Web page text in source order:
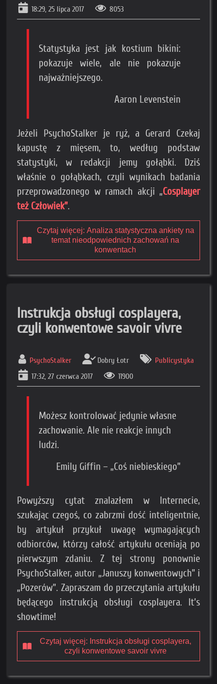
18:29, 25 lipca 2017 8053
Statystyka jest jak kostium bikini:
pokazuje wiele, ale nie pokazuje
najważniejszego.
Aaron Levenstein
Jeżeli PsychoStalker je ryż, a Gerard Czekaj
kapustę z mięsem, to, według podstaw
statystyki, w redakcji jemy gołąbki. Dziś
właśnie o gołąbkach, czyli wynikach badania
przeprowadzonego w ramach akcji „Cosplayer
też Człowiek”.
Czytaj więcej: Analiza statystyczna ankiety na
temat nieodpowiednich zachowań na
konwentach
Instrukcja obsługi cosplayera,
czyli konwentowe savoir vivre
PsychoStalker Dobry Łotr
Publicystyka
17:32, 27 czerwca 2017
11900
Możesz kontrolować jedynie własne
zachowanie. Ale nie reakcje innych
ludzi.
Emily Giffin – „Coś niebieskiego”
Powyższy cytat znalazłem w Internecie,
szukając czegoś, co zabrzmi dość inteligentnie,
by artykuł przykuł uwagę wymagających
odbiorców, którzy całość artykułu oceniają po
pierwszym zdaniu. Z tej strony ponownie
PsychoStalker, autor „Januszy konwentowych” i
„Pozerów”. Zapraszam do przeczytania artykułu
będącego instrukcją obsługi cosplayera. It’s
showtime!
Czytaj więcej: Instrukcja obsługi cosplayera,
czyli konwentowe savoir vivre